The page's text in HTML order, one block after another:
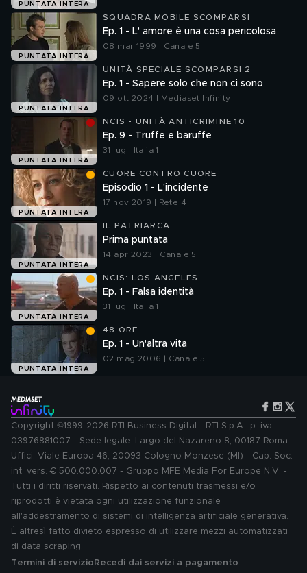
PUNTATA INTERA
PUNTATA INTERA
SQUADRA MOBILE SCOMPARSI
Ep. 1 - L' amore è una cosa pericolosa
08 mar 1999 | Canale 5
PUNTATA INTERA
UNITÀ SPECIALE SCOMPARSI 2
Ep. 1 - Sapere solo che non ci sono
09 ott 2024 | Mediaset Infinity
PUNTATA INTERA
NCIS - UNITÀ ANTICRIMINE 10
Ep. 9 - Truffe e baruffe
31 lug | Italia 1
PUNTATA INTERA
CUORE CONTRO CUORE
Episodio 1 - L'incidente
17 nov 2019 | Rete 4
PUNTATA INTERA
IL PATRIARCA
Prima puntata
14 apr 2023 | Canale 5
PUNTATA INTERA
NCIS: LOS ANGELES
Ep. 1 - Falsa identità
31 lug | Italia 1
PUNTATA INTERA
48 ORE
Ep. 1 - Un'altra vita
02 mag 2006 | Canale 5
Copyright ©1999-2026 RTI Business Digital - RTI S.p.A.: p. iva
03976881007 - Sede legale: Largo del Nazareno 8, 00187 Roma.
Uffici: Viale Europa 46, 20093 Cologno Monzese (MI) - Cap. Soc.
int. vers. € 500.000.007 - Gruppo MFE Media For Europe N.V. -
Tutti i diritti riservati. Rispetto ai contenuti trasmessi e/o
riprodotti è vietata ogni utilizzazione funzionale
all'addestramento di sistemi di intelligenza artificiale generativa.
È altresì fatto divieto espresso di utilizzare mezzi automatizzati
di data scraping.
Termini di servizio Recedi dai servizi a pagamento